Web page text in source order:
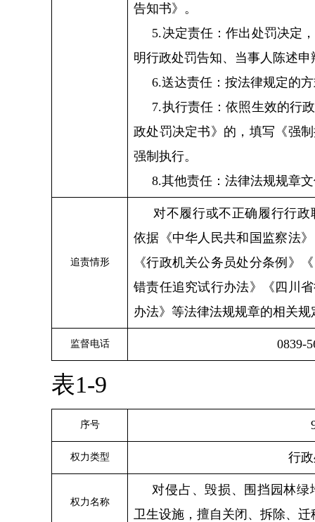
告知书》。
5.决定责任：作出处罚决定
明行政处罚告知、当事人陈述
6.送达责任：按法律规定的
7.执行责任：依照生效的行
政处罚决定书》的，填写《强
强制执行。
8.其他责任：法律法规规章
追责情形
对不履行或不正确履行行
依据《中华人民共和国监察法
《行政机关公务员处分条例》
错责任追究试行办法》《四川
办法》等法律法规规章的相关
监督电话 0839-
表1-9
序号
权力类型 行
权力名称
对侵占、毁损、围挡园林
卫生设施，擅自关闭、拆除、